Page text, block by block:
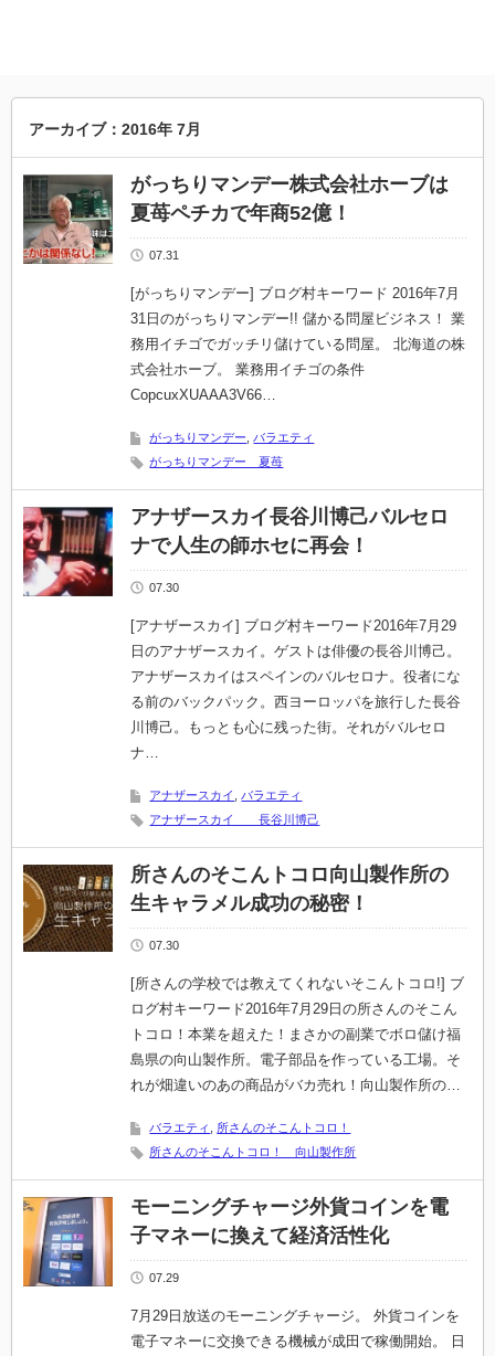
アーカイブ：2016年 7月
がっちりマンデー株式会社ホーブは
夏苺ペチカで年商52億！
07.31
[がっちりマンデー] ブログ村キーワード 2016年7月
31日のがっちりマンデー!! 儲かる問屋ビジネス！ 業
務用イチゴでガッチリ儲けている問屋。 北海道の株
式会社ホーブ。 業務用イチゴの条件
CopcuxXUAAA3V66…
がっちりマンデー
バラエティ
がっちりマンデー 夏苺
アナザースカイ長谷川博己バルセロ
ナで人生の師ホセに再会！
07.30
[アナザースカイ] ブログ村キーワード2016年7月29
日のアナザースカイ。ゲストは俳優の長谷川博己。
アナザースカイはスペインのバルセロナ。役者にな
る前のバックパック。西ヨーロッパを旅行した長谷
川博己。もっとも心に残った街。それがバルセロ
ナ…
アナザースカイ
バラエティ
アナザースカイ 長谷川博己
所さんのそこんトコロ向山製作所の
生キャラメル成功の秘密！
07.30
[所さんの学校では教えてくれないそこんトコロ!] ブ
ログ村キーワード2016年7月29日の所さんのそこん
トコロ！本業を超えた！まさかの副業でボロ儲け福
島県の向山製作所。電子部品を作っている工場。そ
れが畑違いのあの商品がバカ売れ！向山製作所の…
バラエティ
所さんのそこんトコロ！
所さんのそこんトコロ！ 向山製作所
モーニングチャージ外貨コインを電
子マネーに換えて経済活性化
07.29
7月29日放送のモーニングチャージ。 外貨コインを
電子マネーに交換できる機械が成田で稼働開始。 日